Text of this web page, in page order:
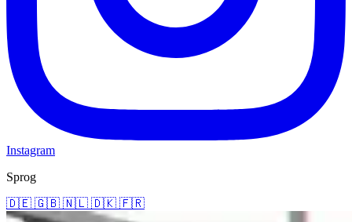
Instagram
Sprog
🇩🇪 🇬🇧 🇳🇱 🇩🇰 🇫🇷